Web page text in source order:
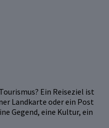
Ein Reiseziel ist
Landkarte oder ein Post
Gegend, eine Kultur, ein